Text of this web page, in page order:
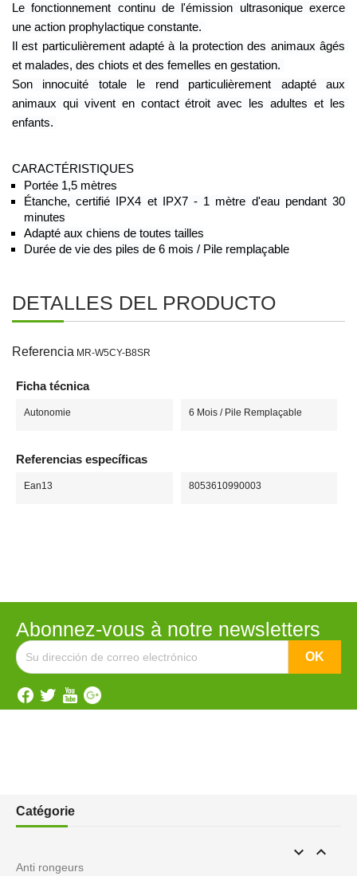
Le fonctionnement continu de l'émission ultrasonique exerce
une action prophylactique constante.
Il est particulièrement adapté à la protection des animaux âgés
et malades, des chiots et des femelles en gestation.
Son innocuité totale le rend particulièrement adapté aux
animaux qui vivent en contact étroit avec les adultes et les
enfants.
CARACTÉRISTIQUES
Portée 1,5 mètres
Étanche, certifié IPX4 et IPX7 - 1 mètre d'eau pendant 30
minutes
Adapté aux chiens de toutes tailles
Durée de vie des piles de 6 mois / Pile remplaçable
DETALLES DEL PRODUCTO
Referencia MR-W5CY-B8SR
Ficha técnica
Autonomie 6 Mois / Pile Remplaçable
Referencias específicas
Ean13 8053610990003
Abonnez-vous à notre newsletters
Catégorie
 
Anti rongeurs